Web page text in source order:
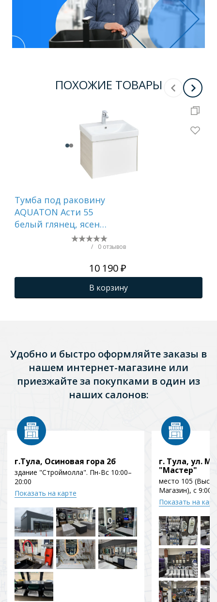
ПОХОЖИЕ ТОВАРЫ
Тумба под раковину
AQUATON Асти 55
белый глянец, ясень
шимо 1A263101AXD70
/ 0 отзывов
10 190 ₽
В корзину
Удобно и быстро оформляйте заказы в
нашем интернет-магазине или
приезжайте за покупками в один из
наших салонов:
г.Тула, Осиновая гора 2б
здание "Строймолла". Пн-Вс 10:00–
20:00
Показать на карте
г. Тула, ул.
"Мастер"
место 105
Магазин), с 9:00
Показать на